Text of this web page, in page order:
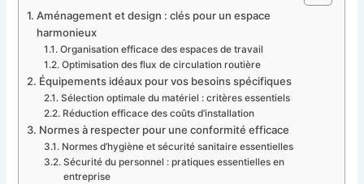
Aménagement et design : clés pour un espace
harmonieux
Organisation efficace des espaces de travail
Optimisation des flux de circulation routière
Équipements idéaux pour vos besoins spécifiques
Sélection optimale du matériel : critères essentiels
Réduction efficace des coûts d’installation
Normes à respecter pour une conformité efficace
Normes d’hygiène et sécurité sanitaire essentielles
Sécurité du personnel : pratiques essentielles en
entreprise